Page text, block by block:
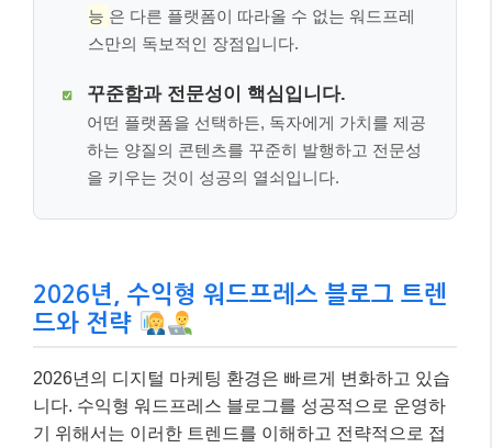
능 은 다른 플랫폼이 따라올 수 없는 워드프레
스만의 독보적인 장점입니다.
꾸준함과 전문성이 핵심입니다.
어떤 플랫폼을 선택하든, 독자에게 가치를 제공
하는 양질의 콘텐츠를 꾸준히 발행하고 전문성
을 키우는 것이 성공의 열쇠입니다.
2026년, 수익형 워드프레스 블로그 트렌
드와 전략
2026년의 디지털 마케팅 환경은 빠르게 변화하고 있습
니다. 수익형 워드프레스 블로그를 성공적으로 운영하
기 위해서는 이러한 트렌드를 이해하고 전략적으로 접